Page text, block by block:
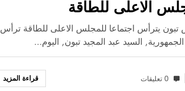
الاعلى للطاقة
تبون يترأس اجتماعا للمجلس الاعلى للطاقة ترأس
السيد عبد المجيد تبون, اليوم…
0 تعليقات قراءة المزيد